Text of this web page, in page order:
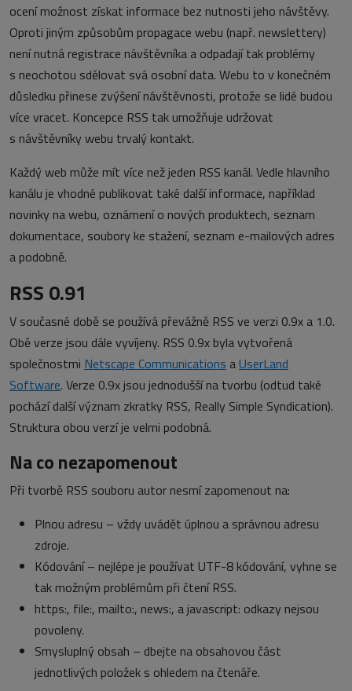
ocení možnost získat informace bez nutnosti jeho návštěvy.
Oproti jiným způsobům propagace webu (např. newslettery)
není nutná registrace návštěvníka a odpadají tak problémy
s neochotou sdělovat svá osobní data. Webu to v konečném
důsledku přinese zvýšení návštěvnosti, protože se lidé budou
více vracet. Koncepce RSS tak umožňuje udržovat
s návštěvníky webu trvalý kontakt.
Každý web může mít více než jeden RSS kanál. Vedle hlavního
kanálu je vhodné publikovat také další informace, například
novinky na webu, oznámení o nových produktech, seznam
dokumentace, soubory ke stažení, seznam e-mailových adres
a podobně.
RSS 0.91
V současné době se používá převážně RSS ve verzi 0.9x a 1.0.
Obě verze jsou dále vyvíjeny. RSS 0.9x byla vytvořená
společnostmi Netscape Communications aUserLand
Software. Verze 0.9x jsou jednodušší na tvorbu (odtud také
pochází další význam zkratky RSS, Really Simple Syndication).
Struktura obou verzí je velmi podobná.
Na co nezapomenout
Při tvorbě RSS souboru autor nesmí zapomenout na:
Plnou adresu – vždy uvádět úplnou a správnou adresu
zdroje.
Kódování – nejlépe je používat UTF-8 kódování, vyhne se
tak možným problémům při čtení RSS.
https:, file:, mailto:, news:, a javascript: odkazy nejsou
povoleny.
Smysluplný obsah – dbejte na obsahovou část
jednotlivých položek s ohledem na čtenáře.